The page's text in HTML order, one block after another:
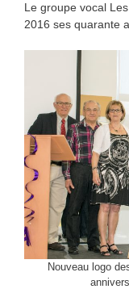
Le groupe vocal
2016 ses quarante
Nouveau logo